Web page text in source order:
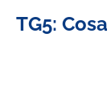
TG5: